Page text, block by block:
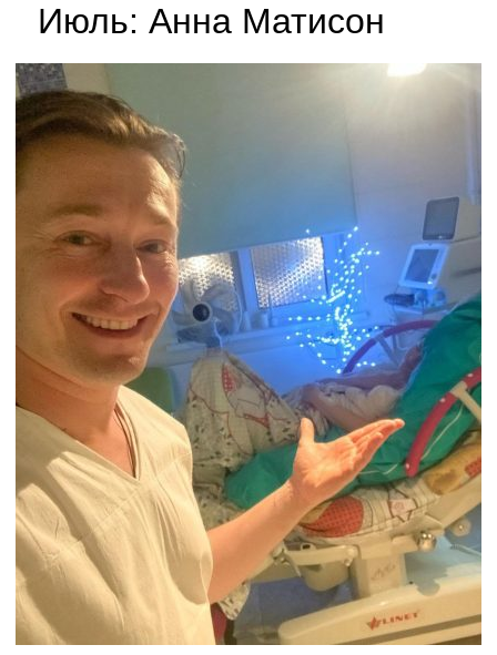
Июль: Анна Матисон